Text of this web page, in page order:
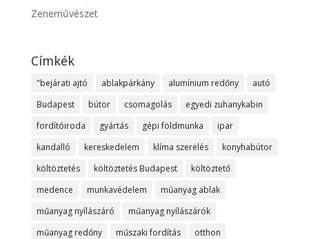
Zeneművészet
Címkék
"bejárati ajtó ablakpárkány alumínium redőny
autó
Budapest
bútor csomagolás
egyedi zuhanykabin
fordítóiroda
gyártás gépi földmunka
ipar
kandalló
kereskedelem klíma szerelés
konyhabútor
költöztetés
költöztetés Budapest
költöztető
medence
munkavédelem
műanyag ablak
műanyag nyílászáró
műanyag nyílászárók
műanyag redőny
műszaki fordítás otthon